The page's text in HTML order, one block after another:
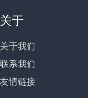
关于
关于我们
联系我们
友情链接